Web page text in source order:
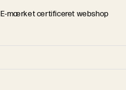
E-mærket certificeret webshop